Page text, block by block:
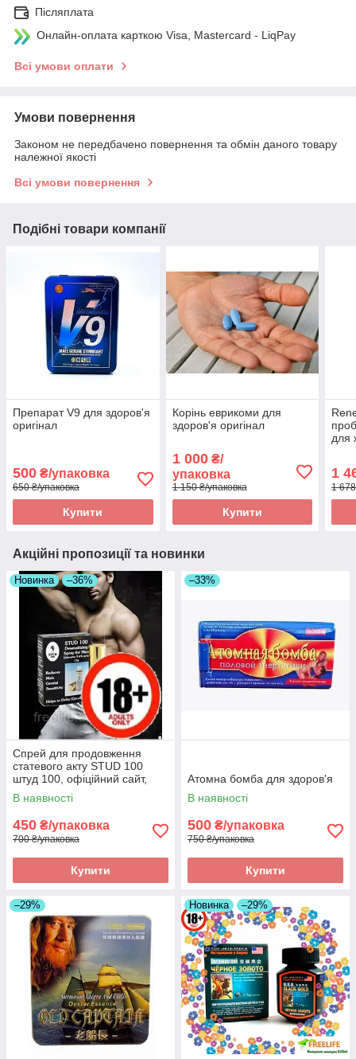
Післяплата
Онлайн-оплата карткою Visa, Mastercard - LiqPay
Всі умови оплати
Умови повернення
Законом не передбачено повернення та обмін даного товару
належної якості
Всі умови повернення
Подібні товари компанії
Препарат V9 для здоров'я
оригінал
500 ₴/упаковка
650 ₴/упаковка
Купити
Корінь еврикоми для
здоров'я оригінал
1 000₴/
упаковка
1 150 ₴/упаковка
Купити
для
1
1
Акційні пропозиції та новинки
Новинка –36%
Спрей для продовження
статевого акту STUD 100
штуд 100, офіційний сайт,
оригінал
В наявності
450 ₴/упаковка
700 ₴/упаковка
Купити
–33%
Атомна бомба для здоров'я
В наявності
500 ₴/упаковка
750 ₴/упаковка
Купити
–29% Новинка –29%